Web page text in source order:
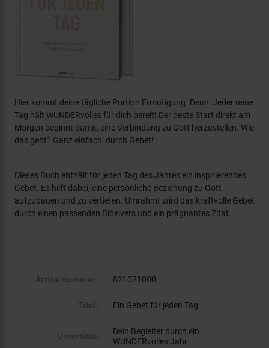
Hier kommt deine tägliche Portion Ermutigung. Denn: Jeder neue
Tag hält WUNDERvolles für dich bereit! Der beste Start direkt am
Morgen beginnt damit, eine Verbindung zu Gott herzustellen. Wie
das geht? Ganz einfach: durch Gebet!
Dieses Buch enthält für jeden Tag des Jahres ein inspirierendes
Gebet. Es hilft dabei, eine persönliche Beziehung zu Gott
aufzubauen und zu vertiefen. Umrahmt wird das kraftvolle Gebet
durch einen passenden Bibelvers und ein prägnantes Zitat.
Artikelnummer: 821071000
Titel: Ein Gebet für jeden Tag
Untertitel:
Dein Begleiter durch ein
WUNDERvolles Jahr